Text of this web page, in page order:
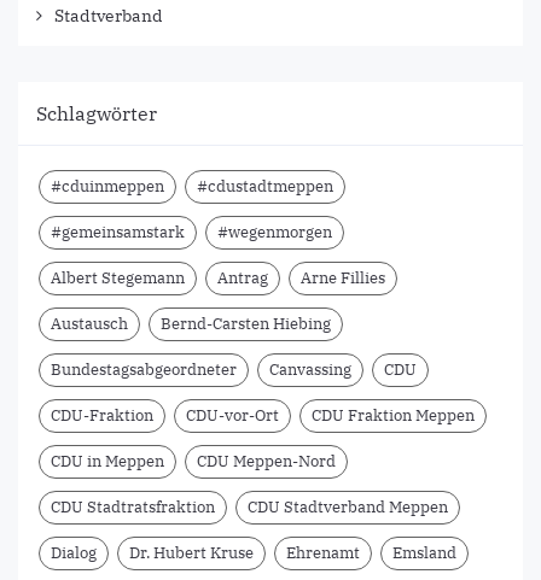
Stadtverband
Schlagwörter
#cduinmeppen #cdustadtmeppen
#gemeinsamstark #wegenmorgen
Albert Stegemann Antrag Arne Fillies
Austausch Bernd-Carsten Hiebing
Bundestagsabgeordneter Canvassing CDU
CDU-Fraktion CDU-vor-Ort CDU Fraktion Meppen
CDU in Meppen CDU Meppen-Nord
CDU Stadtratsfraktion CDU Stadtverband Meppen
Dialog Dr. Hubert Kruse Ehrenamt Emsland